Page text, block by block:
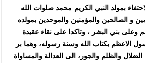
بمولد النبي الكريم محمد صلوات الله
و الصالحين والمؤمنين والموحدين بمولده
وعلى بني البشر ، وتاكدا على نقاء عقيدة
الاعظم بكتاب الله وسنة رسوله، وهما بر
الضلال والظلم والجور، الى العدالة والمساواة